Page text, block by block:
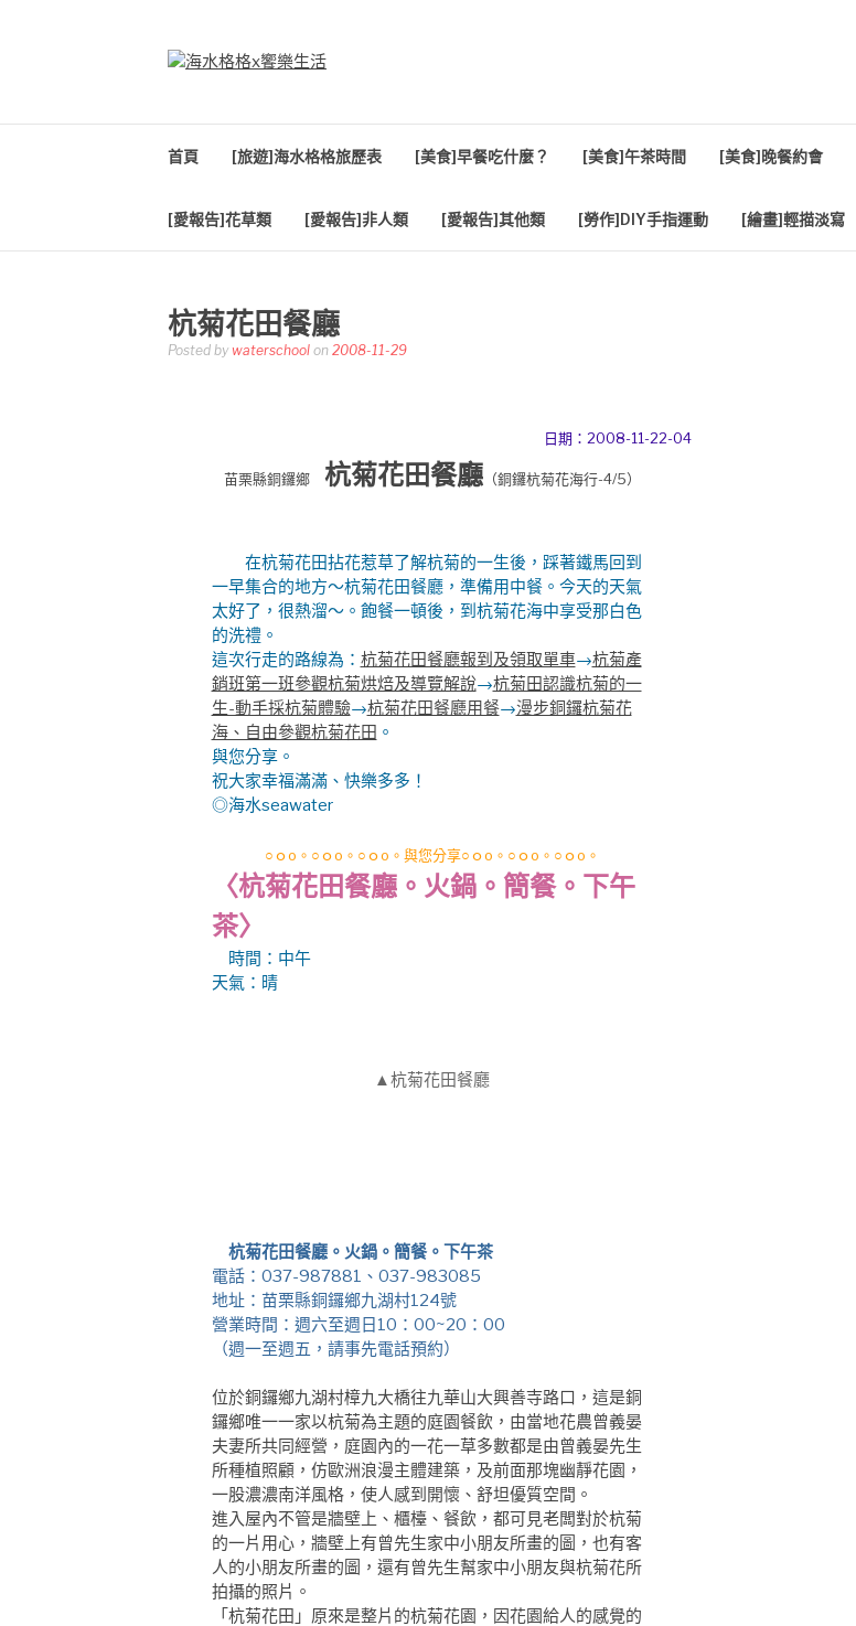
首頁 [旅遊]海水格格旅歷表 [美食]早餐吃什麼？ [美食]午茶時間 [美食]晚餐約會
[愛報告]花草類 [愛報告]非人類 [愛報告]其他類 [勞作]DIY手指運動 [繪畫]輕描淡寫
杭菊花田餐廳
Posted by waterschool on 2008-11-29
日期：2008-11-22-04
苗栗縣銅鑼鄉 杭菊花田餐廳（銅鑼杭菊花海行-4/5）
在杭菊花田拈花惹草了解杭菊的一生後，踩著鐵馬回到
一早集合的地方～杭菊花田餐廳，準備用中餐。今天的天氣
太好了，很熱溜～。飽餐一頓後，到杭菊花海中享受那白色
的洗禮。
這次行走的路線為： 杭菊花田餐廳報到及領取單車→杭菊產
銷班第一班參觀杭菊烘焙及導覽解說→杭菊田認識杭菊的一
生-動手採杭菊體驗→杭菊花田餐廳用餐→漫步銅鑼杭菊花
海、自由參觀杭菊花田 。
與您分享。
祝大家幸福滿滿、快樂多多！
◎海水seawater
○ｏo。○ｏo。○ｏo。與您分享○ｏo。○ｏo。○ｏo。
〈杭菊花田餐廳。火鍋。簡餐。下午
茶〉
時間 ：中午
天氣：晴
▲杭菊花田餐廳
杭菊花田餐廳。火鍋。簡餐。下午茶
電話：037-987881、037-983085
地址：苗栗縣銅鑼鄉九湖村124號
營業時間：週六至週日10：00~20：00
（週一至週五，請事先電話預約）
位於銅鑼鄉九湖村樟九大橋往九華山大興善寺路口，這是銅
鑼鄉唯一一家以杭菊為主題的庭園餐飲，由當地花農曾義晏
夫妻所共同經營，庭園內的一花一草多數都是由曾義晏先生
所種植照顧，仿歐洲浪漫主體建築，及前面那塊幽靜花園，
一股濃濃南洋風格，使人感到開懷、舒坦優質空間。
進入屋內不管是牆壁上、櫃檯、餐飲，都可見老闆對於杭菊
的一片用心，牆壁上有曾先生家中小朋友所畫的圖，也有客
人的小朋友所畫的圖，還有曾先生幫家中小朋友與杭菊花所
拍攝的照片。
「杭菊花田」原來是整片的杭菊花園，因花園給人的感覺的